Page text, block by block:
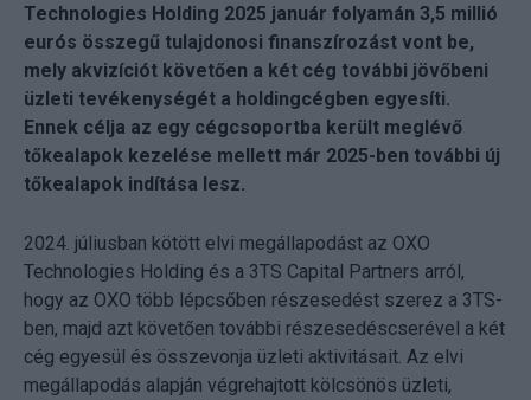
Technologies Holding 2025 január folyamán 3,5 millió
eurós összegű tulajdonosi finanszírozást vont be,
mely akvizíciót követően a két cég további jövőbeni
üzleti tevékenységét a holdingcégben egyesíti.
Ennek célja az egy cégcsoportba került meglévő
tőkealapok kezelése mellett már 2025-ben további új
tőkealapok indítása lesz.
2024. júliusban kötött elvi megállapodást az OXO
Technologies Holding és a 3TS Capital Partners arról,
hogy az OXO több lépcsőben részesedést szerez a 3TS-
ben, majd azt követően további részesedéscserével a két
cég egyesül és összevonja üzleti aktivitásait. Az elvi
megállapodás alapján végrehajtott kölcsönös üzleti,